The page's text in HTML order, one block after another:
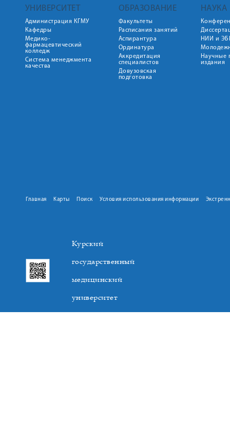
УНИВЕРСИТЕТ
Администрация КГМУ
Кафедры
Медико-
фармацевтический
колледж
Система менеджмента
качества
ОБРАЗОВАНИЕ
Факультеты
Расписания занятий
Аспирантура
Ординатура
Аккредитация
специалистов
Довузовская
подготовка
НАУКА
НИИ и
Научные
издания
Главная Карты Поиск Условия использования информации
Курский
государственный
медицинский
университет